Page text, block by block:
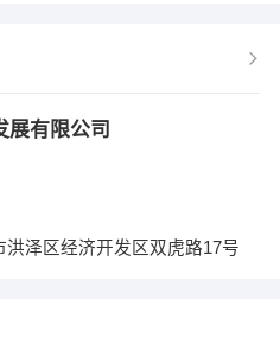
展有限公司
洪泽区经济开发区双虎路17号